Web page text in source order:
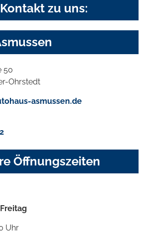
zu uns:
50
Ohrstedt
asmussen.de
Öffnungszeiten
Uhr